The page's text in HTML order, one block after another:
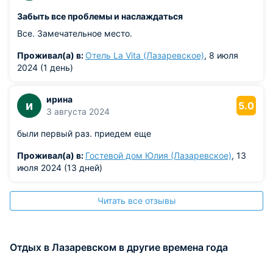
Забыть все проблемы и наслаждаться
Все. Замечательное место.
Проживал(а) в: Отель La Vita (Лазаревское), 8 июля
2024 (1 день)
и
ирина
3 августа 2024
5.0
были первый раз. приедем еще
Проживал(а) в: Гостевой дом Юлия (Лазаревское), 13
июля 2024 (13 дней)
Читать все отзывы
Отдых в Лазаревском в другие времена года